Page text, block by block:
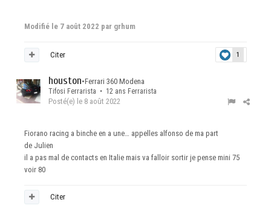
Modifié le 7 août 2022 par grhum
1
Citer
houston•Ferrari 360 Modena
Tifosi Ferrarista • 12 ans Ferrarista
Posté(e) le 8 août 2022
Fiorano racing a binche en a une… appelles alfonso de ma part
de Julien
il a pas mal de contacts en Italie mais va falloir sortir je pense mini 75
voir 80
Citer